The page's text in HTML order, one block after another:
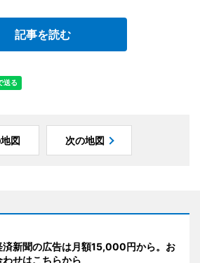
記事を読む
図 次の地図
済新聞の広告は月額15,000円から。お
わせはこちらから